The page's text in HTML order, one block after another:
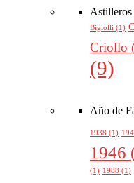
Astilleros
Bigiolli (1)
Criollo
(9)
Año de
1938 (1)
1946
(1) 1988 (1)